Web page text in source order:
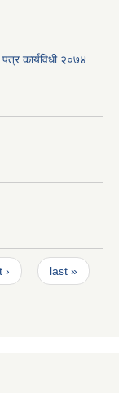
पत्र कार्यविधी २०७४
› last »